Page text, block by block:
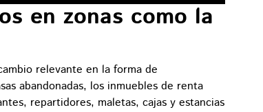
en zonas como la
relevante en la forma de
abandonadas, los inmuebles de renta
repartidores, maletas, cajas y estancias